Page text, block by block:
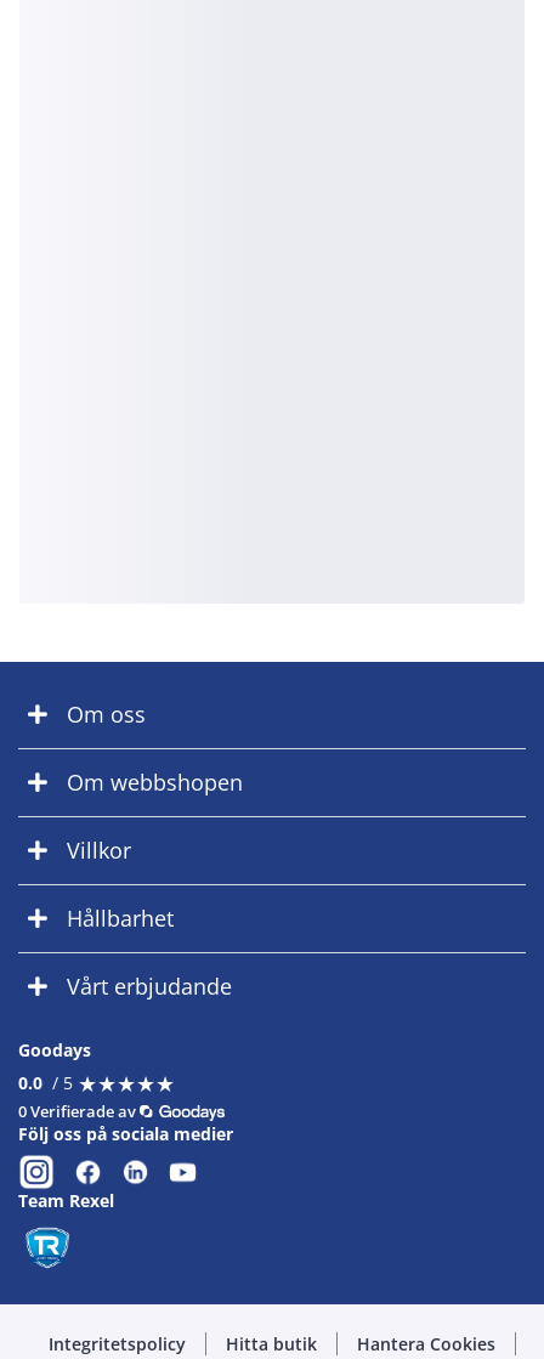
Om oss
Om webbshopen
Villkor
Hållbarhet
Vårt erbjudande
Goodays
0.0 / 5 ★★★★★
★★★★★
0 Verifierade av
Följ oss på sociala medier
Team Rexel
Integritetspolicy Hitta butik Hantera Cookies